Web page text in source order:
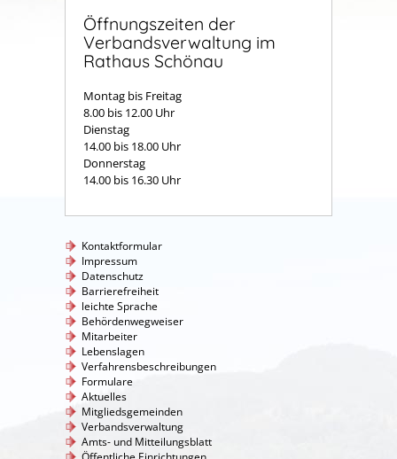
Öffnungszeiten der
Verbandsverwaltung im
Rathaus Schönau
Montag bis Freitag
8.00 bis 12.00 Uhr
Dienstag
14.00 bis 18.00 Uhr
Donnerstag
14.00 bis 16.30 Uhr
Kontaktformular
Impressum
Datenschutz
Barrierefreiheit
leichte Sprache
Behördenwegweiser
Mitarbeiter
Lebenslagen
Verfahrensbeschreibungen
Formulare
Aktuelles
Mitgliedsgemeinden
Verbandsverwaltung
Amts- und Mitteilungsblatt